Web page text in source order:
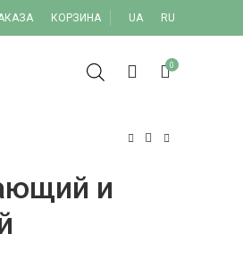
КОРЗИНА UA RU
0
и